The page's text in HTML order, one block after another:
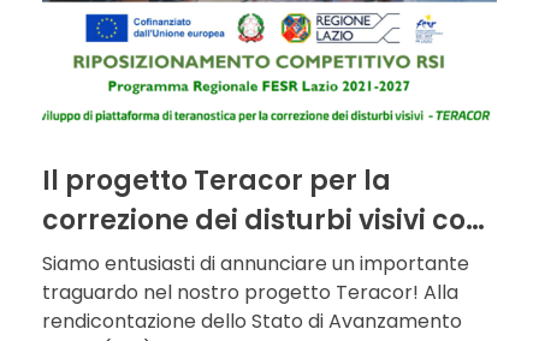
Il progetto Teracor per la
correzione dei disturbi visivi con
la teranostica avanza
rapidamente
Siamo entusiasti di annunciare un importante
traguardo nel nostro progetto Teracor! Alla
rendicontazione dello Stato di Avanzamento